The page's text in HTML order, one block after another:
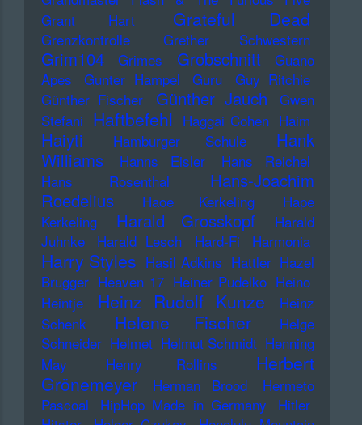
Grant Hart
Grateful Dead
Grenzkontrolle Grether Schwestern
Grim104 Grimes Grobschnitt
Guano
Apes
Gunter Hampel Guru
Guy Ritchie
Günther Fischer
Günther Jauch
Gwen
Stefani Haftbefehl Haggai Cohen Haim
Haiyti Hamburger Schule
Hank
Williams
Hanns Eisler
Hans Reichel
Hans Rosenthal
Hans-Joachim
Roedelius
Haoe Kerkeling
Hape
Kerkeling
Harald Grosskopf
Harald
Juhnke
Harald Lesch Hard-Fi Harmonia
Harry Styles Hasil Adkins Hattler Hazel
Brugger Heaven 17 Heiner Pudelko Heino
Heintje
Heinz Rudolf Kunze
Heinz
Schenk
Helene Fischer
Helge
Schneider Helmet Helmut Schmidt Henning
May
Henry Rollins
Herbert
Grönemeyer
Herman Brood
Hermeto
Pascoal
HipHop Made in Germany
Hitler